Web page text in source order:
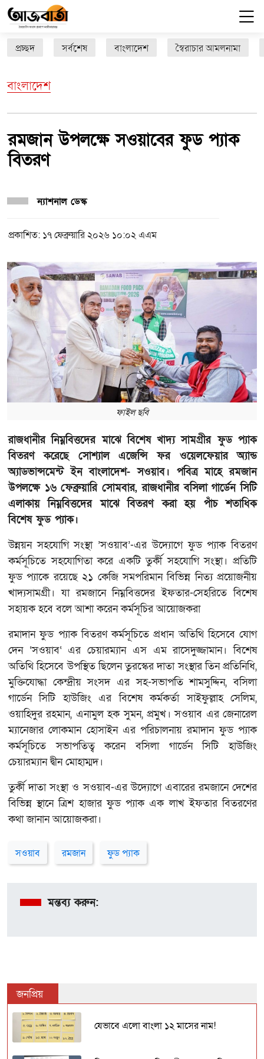
প্রচ্ছদ সর্বশেষ বাংলাদেশ স্বৈরাচার আমলনামা
বাংলাদেশ
রমজান উপলক্ষে সওয়াবের ফুড প্যাক
বিতরণ
ন্যাশনাল ডেস্ক
প্রকাশিত: ১৭ ফেব্রুয়ারি ২০২৬ ১০:০২ এএম
ফাইল ছবি
রাজধানীর নিম্নবিত্তদের মাঝে বিশেষ খাদ্য সামগ্রীর ফুড প্যাক
বিতরণ করেছে সোশ্যাল এজেন্সি ফর ওয়েলফেয়ার অ্যান্ড
অ্যাডভান্সমেন্ট ইন বাংলাদেশ- সওয়াব। পবিত্র মাহে রমজান
উপলক্ষে ১৬ ফেব্রুয়ারি সোমবার, রাজধানীর বসিলা গার্ডেন সিটি
এলাকায় নিম্নবিত্তদের মাঝে বিতরণ করা হয় পাঁচ শতাধিক
বিশেষ ফুড প্যাক।
উন্নয়ন সহযোগি সংস্থা ’সওয়াব’-এর উদ্যোগে ফুড প্যাক বিতরণ
কর্মসূচিতে সহযোগিতা করে একটি তুর্কী সহযোগি সংস্থা। প্রতিটি
ফুড প্যাকে রয়েছে ২১ কেজি সমপরিমান বিভিন্ন নিত্য প্রয়োজনীয়
খাদ্যসামগ্রী। যা রমজানে নিম্নবিত্তদের ইফতার-সেহরিতে বিশেষ
সহায়ক হবে বলে আশা করেন কর্মসূচির আয়োজকরা
রমাদান ফুড প্যাক বিতরণ কর্মসূচিতে প্রধান অতিথি হিসেবে যোগ
দেন ‘সওয়াব‘ এর চেয়ারম্যান এস এম রাসেদুজ্জামান। বিশেষ
অতিথি হিসেবে উপস্থিত ছিলেন তুরস্কের দাতা সংস্থার তিন প্রতিনিধি,
মুক্তিযোদ্ধা কেন্দ্রীয় সংসদ এর সহ-সভাপতি শামসুদ্দিন, বসিলা
গার্ডেন সিটি হাউজিং এর বিশেষ কর্মকর্তা সাইফুল্লাহ সেলিম,
ওয়াহিদুর রহমান, এনামুল হক সুমন, প্রমুখ। সওয়াব এর জেনারেল
ম্যানেজার লোকমান হোসাইন এর পরিচালনায় রমাদান ফুড প্যাক
কর্মসূচিতে সভাপতিত্ব করেন বসিলা গার্ডেন সিটি হাউজিং
চেয়ারম্যান দ্বীন মোহাম্মদ।
তুর্কী দাতা সংস্থা ও সওয়াব-এর উদ্যোগে এবারের রমজানে দেশের
বিভিন্ন স্থানে ত্রিশ হাজার ফুড প্যাক এক লাখ ইফতার বিতরণের
কথা জানান আয়োজকরা।
সওয়াব রমজান ফুড প্যাক
মন্তব্য করুন:
জনপ্রিয়
যেভাবে এলো বাংলা ১২ মাসের নাম!